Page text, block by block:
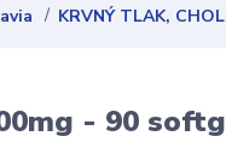
KRVNÝ TLAK,
- 90